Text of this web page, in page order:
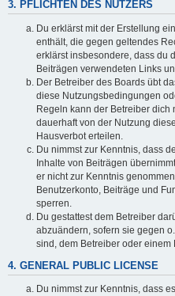
3. PFLICHTEN DES NUTZERS
Du erklärst mit der Erstellung
enthält, die gegen geltendes
erklärst insbesondere, dass du
Beiträgen verwendeten Links
Der Betreiber des Boards übt
diese Nutzungsbedingungen
Regeln kann der Betreiber dich
dauerhaft von der Nutzung
Hausverbot erteilen.
Du nimmst zur Kenntnis, dass
Inhalte von Beiträgen
er nicht zur Kenntnis
Benutzerkonto, Beiträge und
sperren.
Du gestattest dem Betreiber
abzuändern, sofern sie gegen
sind, dem Betreiber oder einem
4. GENERAL PUBLIC LICENSE
Du nimmst zur Kenntnis, dass